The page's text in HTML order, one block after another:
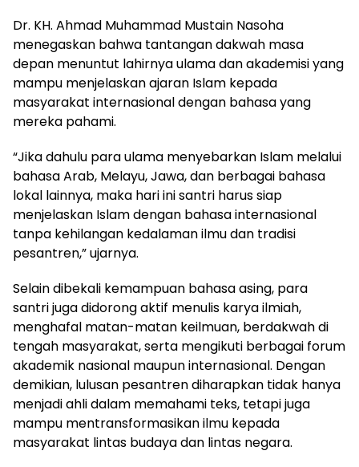
Dr. KH. Ahmad Muhammad Mustain Nasoha
menegaskan bahwa tantangan dakwah masa
depan menuntut lahirnya ulama dan akademisi yang
mampu menjelaskan ajaran Islam kepada
masyarakat internasional dengan bahasa yang
mereka pahami.
“Jika dahulu para ulama menyebarkan Islam melalui
bahasa Arab, Melayu, Jawa, dan berbagai bahasa
lokal lainnya, maka hari ini santri harus siap
menjelaskan Islam dengan bahasa internasional
tanpa kehilangan kedalaman ilmu dan tradisi
pesantren,” ujarnya.
Selain dibekali kemampuan bahasa asing, para
santri juga didorong aktif menulis karya ilmiah,
menghafal matan-matan keilmuan, berdakwah di
tengah masyarakat, serta mengikuti berbagai forum
akademik nasional maupun internasional. Dengan
demikian, lulusan pesantren diharapkan tidak hanya
menjadi ahli dalam memahami teks, tetapi juga
mampu mentransformasikan ilmu kepada
masyarakat lintas budaya dan lintas negara.